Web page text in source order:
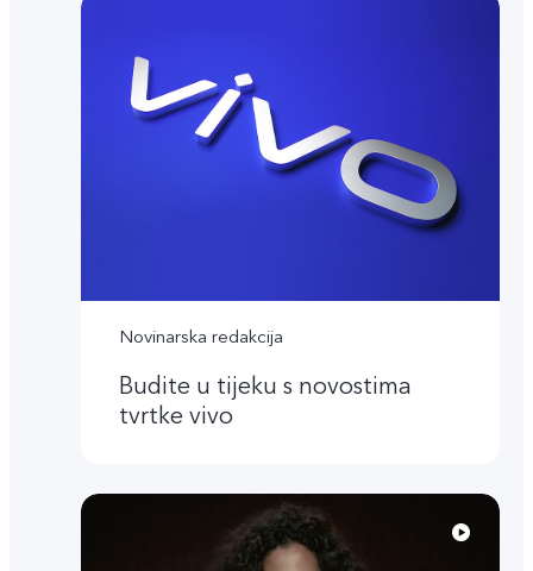
Novinarska redakcija
Budite u tijeku s novostima
tvrtke vivo